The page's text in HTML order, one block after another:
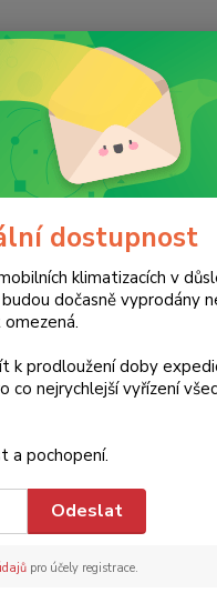
Nevíte
+420
(Po-Ne,
Ø12-65 mm Evolution - délka
- 15 %
mm.
mm.V
je vždy
třídy
dostupnost
klimatizacích v
dočasně vyprodány
k prodloužení doby
co nejrychlejší vyřízení
a pochopení.
Odeslat
pro účely registrace.